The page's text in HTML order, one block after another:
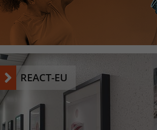
REACT-EU
Name
Anbieter Google Analytics
Zweck
Dieser Cookie identifiziert
Alter, Geschlecht oder
dazu den DoubleClick
Manager, um die gezielte